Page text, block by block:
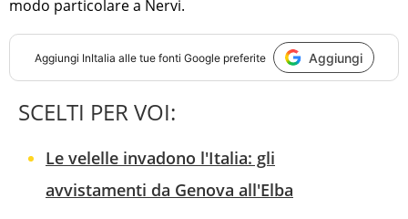
modo particolare a Nervi.
Aggiungi InItalia alle tue fonti Google preferite Aggiungi
SCELTI PER VOI:
Le velelle invadono l'Italia: gli
avvistamenti da Genova all'Elba